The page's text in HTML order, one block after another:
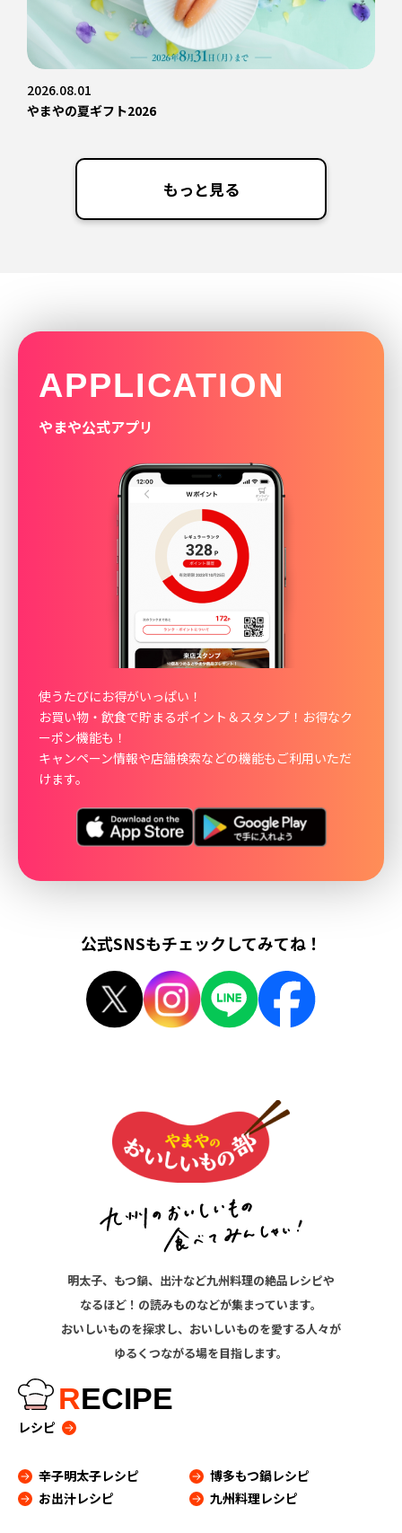
2026.08.01
やまやの夏ギフト2026
もっと見る
APPLICATION
やまや公式アプリ
使うたびにお得がいっぱい！
お買い物・飲食で貯まるポイント＆スタンプ！お得なク
ーポン機能も！
キャンペーン情報や店舗検索などの機能もご利用いただ
けます。
公式SNSもチェックしてみてね！
明太子、もつ鍋、出汁など九州料理の絶品レシピや
なるほど！の読みものなどが集まっています。
おいしいものを探求し、おいしいものを愛する人々が
ゆるくつながる場を目指します。
RECIPE
レシピ
辛子明太子レシピ
博多もつ鍋レシピ
お出汁レシピ
九州料理レシピ